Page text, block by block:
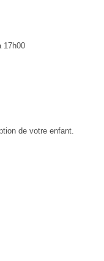
17h00
de votre enfant.